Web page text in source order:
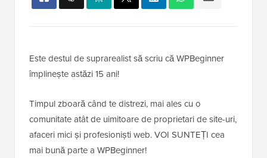
Este destul de suprarealist să scriu că WPBeginner
împlinește astăzi 15 ani!
Timpul zboară când te distrezi, mai ales cu o
comunitate atât de uimitoare de proprietari de site-uri,
afaceri mici și profesioniști web. VOI SUNTEȚI cea
mai bună parte a WPBeginner!